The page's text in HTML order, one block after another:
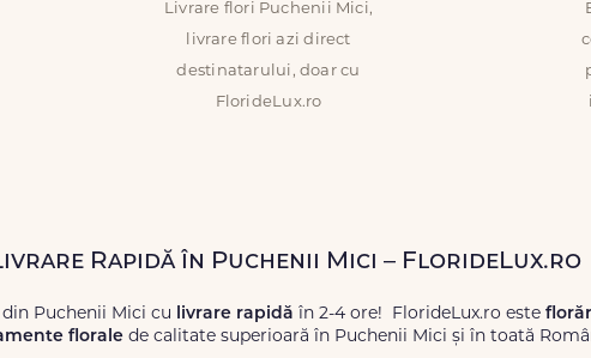
Livrare flori Puchenii Mici,
livrare flori azi direct
destinatarului, doar cu
FlorideLux.ro
Rapidă în Puchenii Mici – FlorideLux.ro
Puchenii Mici cu livrare rapidă în 2-4 ore! FlorideLux.ro este
florale de calitate superioară în Puchenii Mici și în toată